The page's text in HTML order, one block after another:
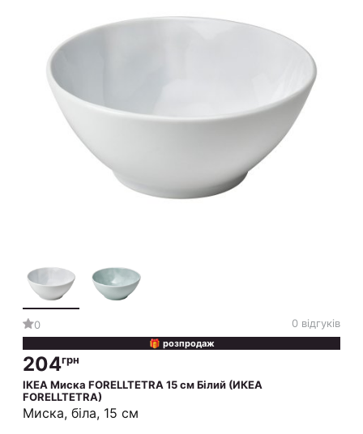
0 0 відгуків
🎁 розпродаж
204грн
IKEA Миска FORELLTETRA 15 см Білий (ИКЕА
FORELLTETRA)
Миска, біла, 15 см